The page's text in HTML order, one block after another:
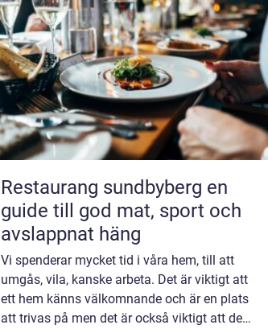
Restaurang sundbyberg en
guide till god mat, sport och
avslappnat häng
Vi spenderar mycket tid i våra hem, till att
umgås, vila, kanske arbeta. Det är viktigt att
ett hem känns välkomnande och är en plats
att trivas på men det är också viktigt att det